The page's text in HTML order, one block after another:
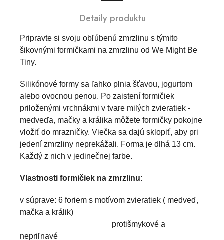
Detaily produktu
Pripravte si svoju obľúbenú zmrzlinu s týmito
šikovnými formičkami na zmrzlinu od We Might Be
Tiny.
Silikónové formy sa ľahko plnia šťavou, jogurtom
alebo ovocnou penou. Po zaistení formičiek
priloženými vrchnákmi v tvare milých zvieratiek -
medveďa, mačky a králika môžete formičky pokojne
vložiť do mrazničky. Viečka sa dajú sklopiť, aby pri
jedení zmrzliny neprekážali. Forma je dlhá 13 cm.
Každý z nich v jedinečnej farbe.
Vlastnosti formičiek na zmrzlinu:
v súprave: 6 foriem s motívom zvieratiek ( medveď,
mačka a králik)
protišmykové a
nepriľnavé